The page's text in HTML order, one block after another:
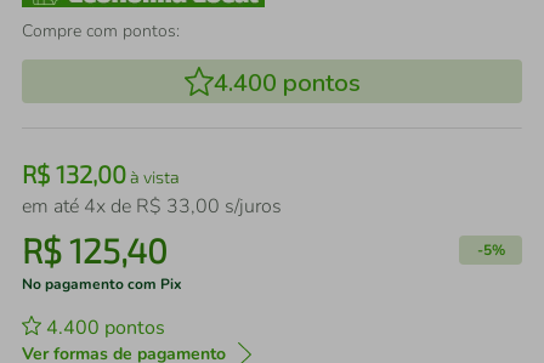
Compre com pontos:
4.400 pontos
R$ 132,00à vista
em até 4x de R$ 33,00 s/juros
R$125,40 -5%
No pagamento com Pix
4.400 pontos
Ver formas de pagamento